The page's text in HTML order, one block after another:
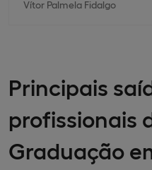
Vítor Palmela Fidalgo
Principais
profissionais
Graduação